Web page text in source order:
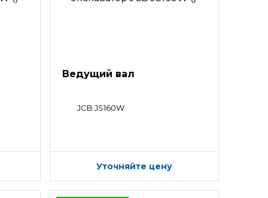
Ведущий вал
JCB JS160W
Уточняйте цену